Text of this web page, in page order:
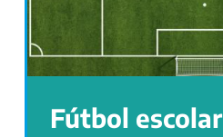
Fútbol escolar